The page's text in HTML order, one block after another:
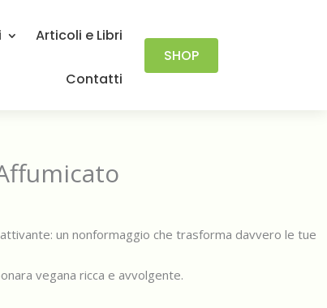
Articoli e Libri
Contatti
SHOP
un nonformaggio che trasforma davvero le tue
vegana ricca e avvolgente.